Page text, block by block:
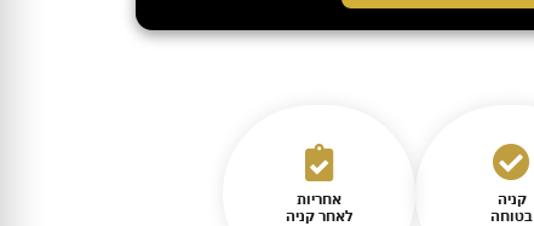
קניה
בטוחה
אחריות
לאחר קניה